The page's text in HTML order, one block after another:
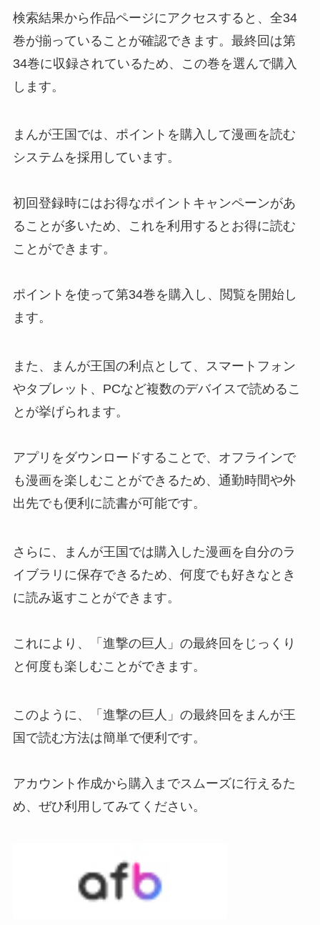
検索結果から作品ページにアクセスすると、全34
巻が揃っていることが確認できます。最終回は第
34巻に収録されているため、この巻を選んで購入
します。
まんが王国では、ポイントを購入して漫画を読む
システムを採用しています。
初回登録時にはお得なポイントキャンペーンがあ
ることが多いため、これを利用するとお得に読む
ことができます。
ポイントを使って第34巻を購入し、閲覧を開始し
ます。
また、まんが王国の利点として、スマートフォン
やタブレット、PCなど複数のデバイスで読めるこ
とが挙げられます。
アプリをダウンロードすることで、オフラインで
も漫画を楽しむことができるため、通勤時間や外
出先でも便利に読書が可能です。
さらに、まんが王国では購入した漫画を自分のラ
イブラリに保存できるため、何度でも好きなとき
に読み返すことができます。
これにより、「進撃の巨人」の最終回をじっくり
と何度も楽しむことができます。
このように、「進撃の巨人」の最終回をまんが王
国で読む方法は簡単で便利です。
アカウント作成から購入までスムーズに行えるた
め、ぜひ利用してみてください。